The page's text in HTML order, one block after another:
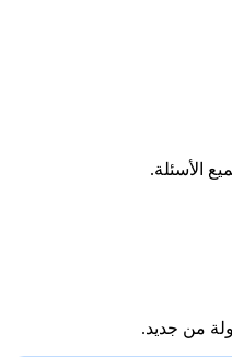
الأسئلة.
من جديد.